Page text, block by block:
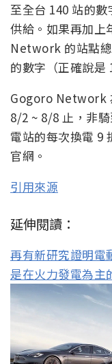
至全台 140 站的
供給。如果再加上
Network 的站點
的數字（正確說是
Gogoro Network
8/2 ~ 8/8 止，非
電站的每次換電 9
官網。
引用來源
延伸閱讀：
再有新研究證明電
是在火力發電為主